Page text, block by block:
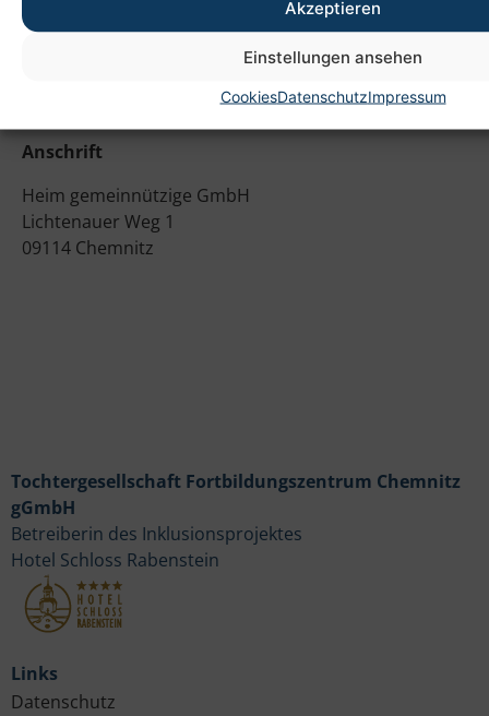
Akzeptieren
Einstellungen ansehen
CookiesDatenschutzImpressum
Anschrift
Heim gemeinnützige GmbH
Lichtenauer Weg 1
09114 Chemnitz
Links
Datenschutz
Tochtergesellschaft Fortbildungszentrum Chemnitz
gGmbH
Betreiberin des Inklusionsprojektes
Hotel Schloss Rabenstein